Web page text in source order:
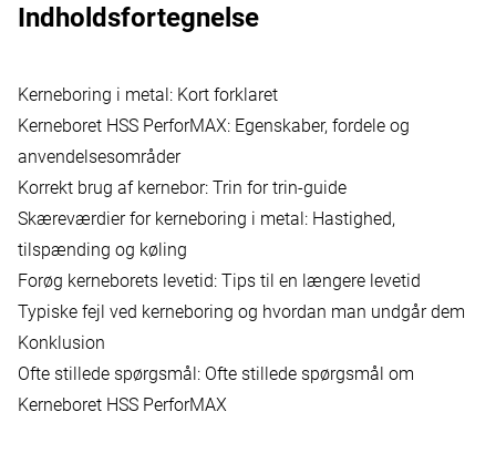
Indholdsfortegnelse
Kerneboring i metal: Kort forklaret
Kerneboret HSS PerforMAX: Egenskaber, fordele og
anvendelsesområder
Korrekt brug af kernebor: Trin for trin-guide
Skæreværdier for kerneboring i metal: Hastighed,
tilspænding og køling
Forøg kerneborets levetid: Tips til en længere levetid
Typiske fejl ved kerneboring og hvordan man undgår dem
Konklusion
Ofte stillede spørgsmål: Ofte stillede spørgsmål om
Kerneboret HSS PerforMAX